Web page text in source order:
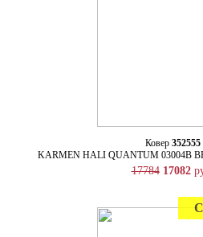
Ковер 352555
KARMEN HALI QUANTUM 03004B
17784 17082